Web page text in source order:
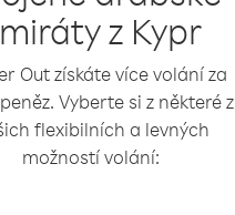
z Kypr
Out získáte více volání za
Vyberte si z některé z
flexibilních a levných
možností volání: